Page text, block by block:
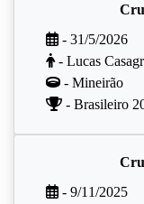
- 31/5/2026
- Lucas
- Mineirão
- Brasileiro
- 9/11/2025